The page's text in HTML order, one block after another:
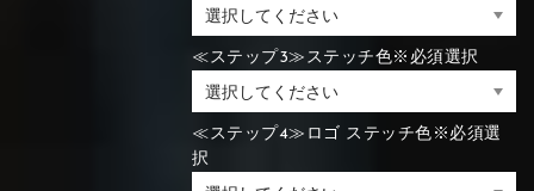
≪ステップ3≫ステッチ色※必須選択
≪ステップ4≫ロゴ ステッチ色※必須選
択